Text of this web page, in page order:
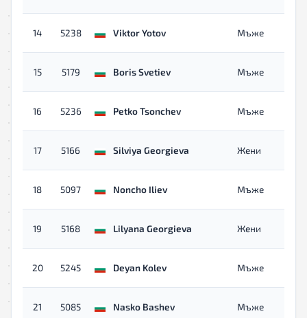
14 5238 Viktor Yotov Мъже
15 5179 Boris Svetiev Мъже
16 5236 Petko Tsonchev Мъже
17 5166 Silviya Georgieva Жени
18 5097 Noncho Iliev Мъже
19 5168 Lilyana Georgieva Жени
20 5245 Deyan Kolev Мъже
21 5085 Nasko Bashev Мъже